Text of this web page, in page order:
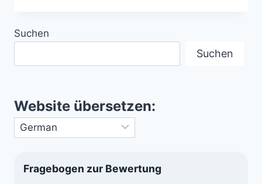
PHYSIK
Suchen
Suchen
Website übersetzen:
Fragebogen zur Bewertung